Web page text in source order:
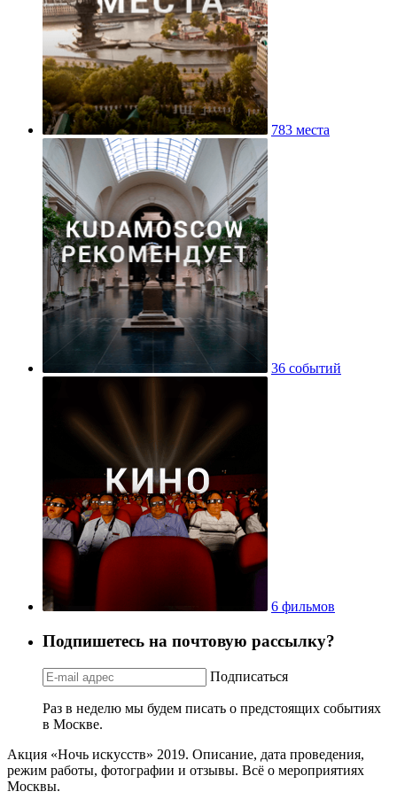
783 места
36 событий
6 фильмов
Подпишетесь на почтовую рассылку?
Подписаться
Раз в неделю мы будем писать о предстоящих событиях
в Москве.
Акция «Ночь искусств» 2019. Описание, дата проведения,
режим работы, фотографии и отзывы. Всё о мероприятиях
Москвы.